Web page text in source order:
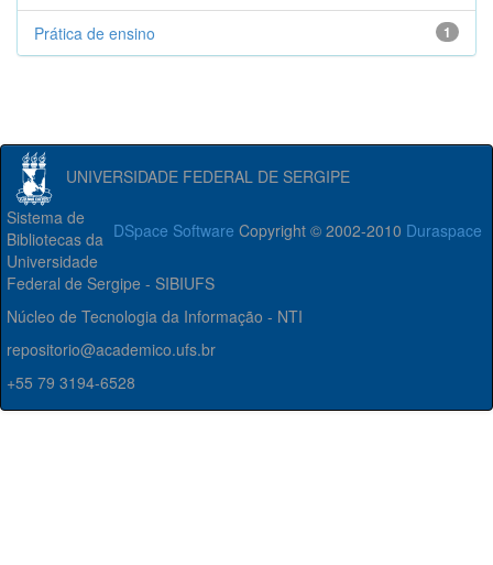
1
Prática de ensino
UNIVERSIDADE FEDERAL DE SERGIPE
DSpace Software Copyright © 2002-2010 Duraspace
Sistema de
Bibliotecas da
Universidade
Federal de Sergipe - SIBIUFS
Núcleo de Tecnologia da Informação - NTI
repositorio@academico.ufs.br
+55 79 3194-6528